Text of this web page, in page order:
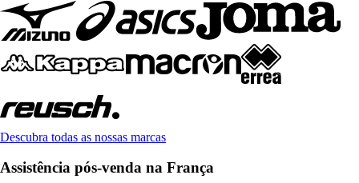
Descubra todas as nossas marcas
Assistência pós-venda na França